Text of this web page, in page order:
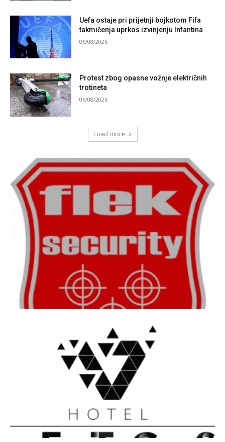
Uefa ostaje pri prijetnji bojkotom Fifa
takmičenja uprkos izvinjenju Infantina
06/08/2026
Protest zbog opasne vožnje električnih
trotineta
06/08/2026
Load more